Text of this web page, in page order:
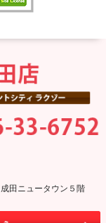
田ニュータウン５階